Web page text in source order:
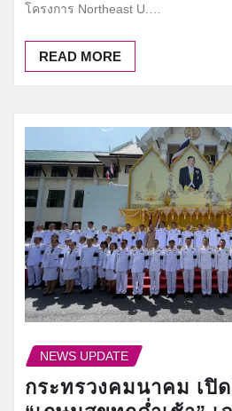
โครงการ Northeast U.…
READ MORE
NEWS UPDATE
กระทรวงคมนาคม เปิ